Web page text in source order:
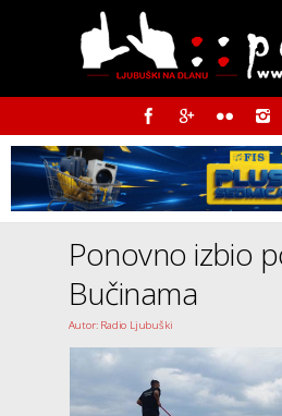
Ponovno izbio
Bučinama
Autor: Radio Ljubuški